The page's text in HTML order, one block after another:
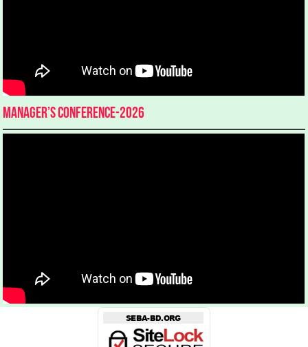
Manager’s Conference-2026